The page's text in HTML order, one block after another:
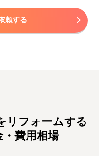
頼する
リフォームする
費用相場